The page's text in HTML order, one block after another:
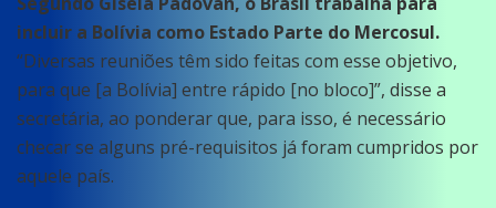
incluir a Bolívia como Estado Parte do Mercosul.
“Diversas reuniões têm sido feitas com esse objetivo,
para que [a Bolívia] entre rápido [no bloco]”, disse a
secretária, ao ponderar que, para isso, é necessário
checar se alguns pré-requisitos já foram cumpridos por
aquele país.